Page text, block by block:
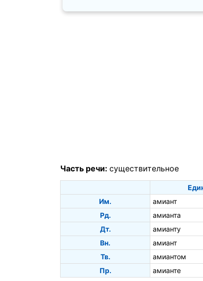
Часть речи: существительное
Им.
амиант
Рд.
амианта
Дт.
амианту
Вн.
амиант
Тв.
амиантом
Пр.
амианте